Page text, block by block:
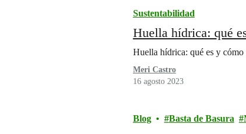
Sustentabilidad
Huella hídrica: qué
Huella hídrica: qué es y cómo
Meri Castro
16 agosto 2023
Blog Basta de Basura